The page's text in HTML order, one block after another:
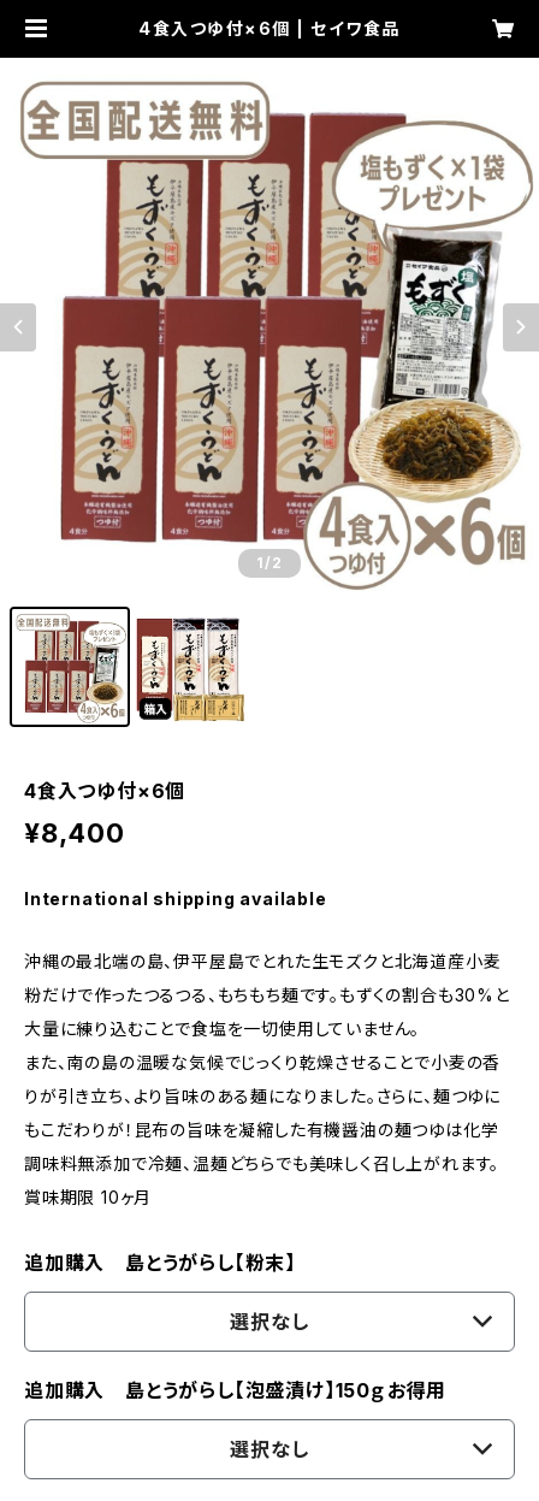
4食入つゆ付×6個 | セイワ食品
1 /2
4食入つゆ付×6個
¥8,400
International shipping available
沖縄の最北端の島、伊平屋島でとれた生モズクと北海道産小麦
粉だけで作ったつるつる、もちもち麺です。もずくの割合も30%と
大量に練り込むことで食塩を一切使用していません。
また、南の島の温暖な気候でじっくり乾燥させることで小麦の香
りが引き立ち、より旨味のある麺になりました。さらに、麺つゆに
もこだわりが！昆布の旨味を凝縮した有機醤油の麺つゆは化学
調味料無添加で冷麺、温麺どちらでも美味しく召し上がれます。
賞味期限 10ヶ月
追加購入 島とうがらし【粉末】
選択なし
追加購入 島とうがらし【泡盛漬け】150ｇお得用
選択なし